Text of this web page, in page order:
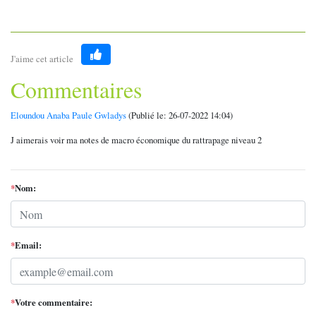
J'aime cet article
Like
Commentaires
Eloundou Anaba Paule Gwladys(Publié le: 26-07-2022 14:04)
J aimerais voir ma notes de macro économique du rattrapage niveau 2
*Nom:
*Email:
*Votre commentaire: